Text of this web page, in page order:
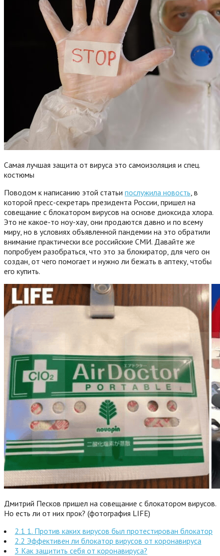
Самая лучшая защита от вируса это самоизоляция и спец.
костюмы
Поводом к написанию этой статьи послужила новость , в
которой пресс-секретарь президента России, пришел на
совещание с блокатором вирусов на основе диоксида хлора.
Это не какое-то ноу-хау, они продаются давно и по всему
миру, но в условиях объявленной пандемии на это обратили
внимание практически все российские СМИ. Давайте же
попробуем разобраться, что это за блокиратор, для чего он
создан, от чего помогает и нужно ли бежать в аптеку, чтобы
его купить.
Дмитрий Песков пришел на совещание с блокатором вирусов.
Но есть ли от них прок? (фотография LIFE)
2.1 1. Против каких вирусов был протестирован блокатор
2.2 Эффективен ли блокатор вирусов от коронавируса
3 Как защитить себя от коронавируса?